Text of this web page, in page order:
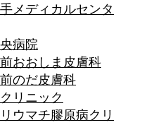
メディカルセンタ
病院
おおしま皮膚科
のだ皮膚科
リニック
ウマチ膠原病クリ